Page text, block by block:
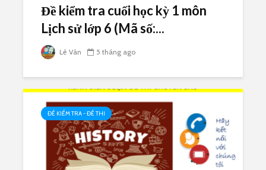
Đề kiểm tra cuối học kỳ 1 môn
Lịch sử lớp 6 (Mã số:...
Lê Vân 5 tháng ago
ĐỀ KIỂM TRA - ĐỀ THI